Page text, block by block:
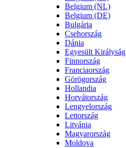
Belgium (NL)
Belgium (DE)
Bulgária
Csehország
Dánia
Egyesült Királyság
Finnország
Franciaország
Görögország
Hollandia
Horvátország
Lengyelország
Lettország
Litvánia
Magyarország
Moldova